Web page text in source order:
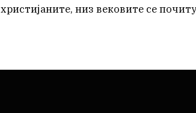
христијаните, низ вековите се